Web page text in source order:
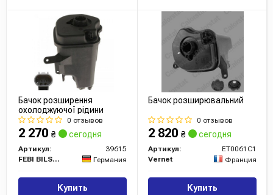
Бачок розширення
охолоджуючої рідини
0 отзывов
2 270 ₴ сегодня
Артикул:
39615
FEBI BILSTEIN
Германия
Купить
Бачок розширювальний
0 отзывов
2 820 ₴ сегодня
Артикул:
ET0061C1
Vernet
Франция
Купить